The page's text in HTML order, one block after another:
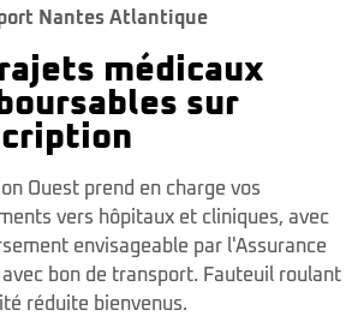
Nantes Atlantique
médicaux
sur
Ouest prend en charge vos
vers hôpitaux et cliniques, avec
envisageable par l'Assurance
avec bon de transport. Fauteuil roulant
réduite bienvenus.